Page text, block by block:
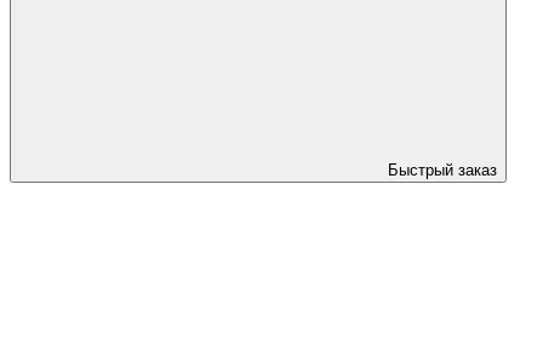
Быстрый заказ